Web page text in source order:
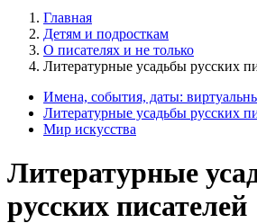
Главная
Детям и подросткам
О писателях и не только
Литературные усадьбы русских
Имена, события, даты:
Литературные усадьбы русских
Мир искусства
Литературные
русских писателей